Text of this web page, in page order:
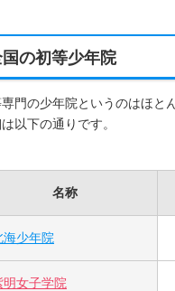
の初等少年院
門の少年院というのはほと
以下の通りです。
名称
海少年院
明女子学院